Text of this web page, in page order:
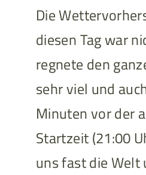
Die
diesen Tag war
regnete den
sehr viel und
Minuten vor der
Startzeit (21:00
uns fast die Welt